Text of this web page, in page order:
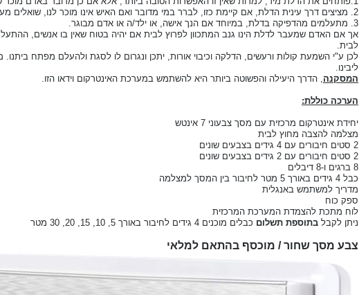
2. מציצים דרך עינית הדלת, אם קיימת כזו, לברר במי מדובר ואם האיש אינו מוכר לנו, שואלים מעבר לדלת מבלי לפתוח אותה, מה רצונו?
3. מתעלמים מהדפיקה בדלת, במיוחד אם הנך אישה, או ילד/ה או אדם מבוגר.
אך אם האדם שמעבר לדלת הינו גנב המתכוון לפרוץ לבית אם יהיה בטוח שאין בו אנשים,
לבית.
לכן ע"י השמעת קולות ורעשים, הדלקה וכיבוי אורות, יתכן ונגרום לו לסגת ולהעלם מפתח
ליבינו.
המסקנה , הדרך היעילה והפשוטה ביותר היא להשתמש במערכת האינטרקום וידאו הזו.
הערכה כוללת:
יחידת אינטרקום מרכזית עם מסך צבעוני 7 אינטש
מצלמה להצבה מחוץ לבית
2 סטים חיבורים עם 4 גידים בצבעים שונים
2 סטים חיבורים עם 2 גידים בצבעים שונים
8 ברגים ו-8 דיבלים
כבל 4 גידים באורך 5 מטר לחיבור בין המסך למצלמה
מדריך למשתמש באנגלית
ספק כוח
לוח מתכת להצמדת המערכת המרכזית
ניתן לקבל בתוספת תשלום כבלים מוכנים 4 גידים לחיבור באורך 5, 10, 15, 20, 30 מטר
צבע מסך שחור / מוכסף בהתאם למלאי